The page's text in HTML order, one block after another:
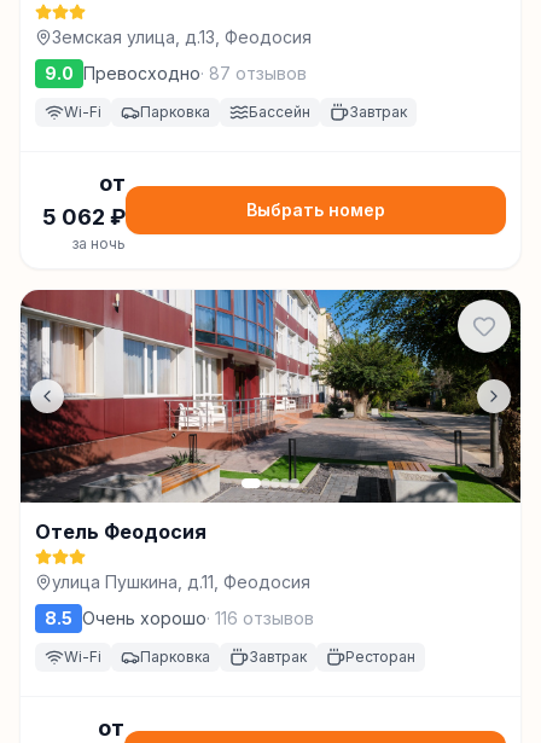
Земская улица, д.13, Феодосия
9.0 Превосходно· 87 отзывов
Wi-Fi Парковка Бассейн Завтрак
от
5 062 ₽
за ночь
Выбрать номер
Отель Феодосия
улица Пушкина, д.11, Феодосия
8.5 Очень хорошо· 116 отзывов
Wi-Fi Парковка Завтрак Ресторан
от